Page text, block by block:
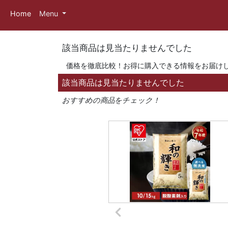
Home Menu
該当商品は見当たりませんでした
価格を徹底比較！お得に購入できる情報をお届け
該当商品は見当たりませんでした
おすすめの商品をチェック！